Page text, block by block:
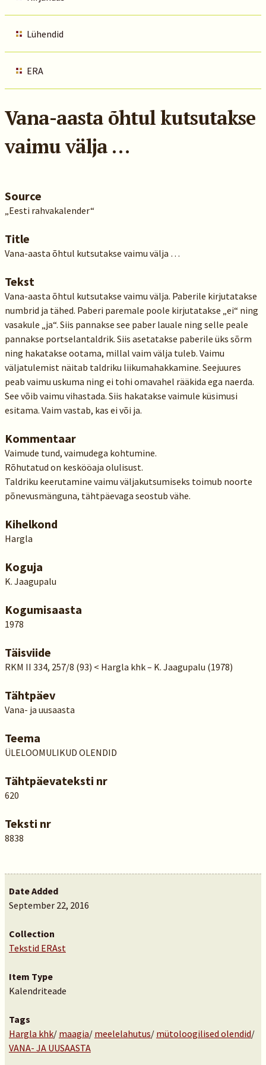
Lühendid
ERA
Vana-aasta õhtul kutsutakse
vaimu välja …
Source
„Eesti rahvakalender“
Title
Vana-aasta õhtul kutsutakse vaimu välja …
Tekst
Vana-aasta õhtul kutsutakse vaimu välja. Paberile kirjutatakse
numbrid ja tähed. Paberi paremale poole kirjutatakse „ei“ ning
vasakule „ja“. Siis pannakse see paber lauale ning selle peale
pannakse portselantaldrik. Siis asetatakse paberile üks sõrm
ning hakatakse ootama, millal vaim välja tuleb. Vaimu
väljatulemist näitab taldriku liikumahakkamine. Seejuures
peab vaimu uskuma ning ei tohi omavahel rääkida ega naerda.
See võib vaimu vihastada. Siis hakatakse vaimule küsimusi
esitama. Vaim vastab, kas ei või ja.
Kommentaar
Vaimude tund, vaimudega kohtumine.
Rõhutatud on keskööaja olulisust.
Taldriku keerutamine vaimu väljakutsumiseks toimub noorte
põnevusmänguna, tähtpäevaga seostub vähe.
Kihelkond
Hargla
Koguja
K. Jaagupalu
Kogumisaasta
1978
Täisviide
RKM II 334, 257/8 (93) < Hargla khk – K. Jaagupalu (1978)
Tähtpäev
Vana- ja uusaasta
Teema
ÜLELOOMULIKUD OLENDID
Tähtpäevateksti nr
620
Teksti nr
8838
Date Added
September 22, 2016
Collection
Tekstid ERAst
Item Type
Kalendriteade
Tags
Hargla khk/ maagia/ meelelahutus/ mütoloogilised olendid/
VANA- JA UUSAASTA